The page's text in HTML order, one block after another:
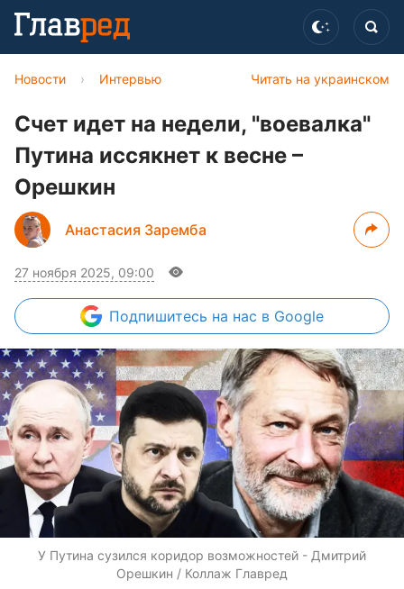
Читать на украинском
Новости › Интервью
Счет идет на недели, "воевалка"
Путина иссякнет к весне –
Орешкин
Анастасия Заремба
27 ноября 2025, 09:00
Подпишитесь на нас в Google
У Путина сузился коридор возможностей - Дмитрий
Орешкин / Коллаж Главред